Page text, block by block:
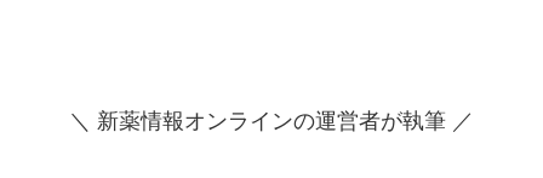
＼ 新薬情報オンラインの運営者が執筆 ／